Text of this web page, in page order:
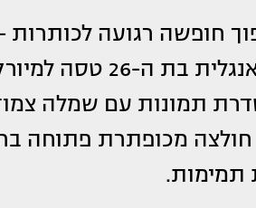
חופשה רגועה
אחת. כוכבת הרשת
תמונות עם שמלה
חולצה מכופתרת פתוחה
תמימות.